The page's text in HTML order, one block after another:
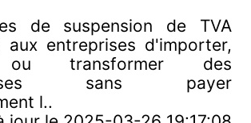
de suspension de TVA
aux entreprises d'importer,
ou transformer des
sans payer
l..